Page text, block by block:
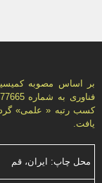
بر اساس مصوبه
کسب رتبه « علمی»
یافت.
محل چاپ: ایران، قم